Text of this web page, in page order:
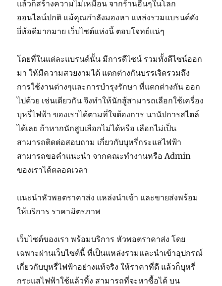
แล้วก็สร้างความไม่เหมือน จากร้านอื่นๆในโลก
ออนไลน์ปกติ แม้คุณกำลังมองหา แหล่งรวมแบรนด์ดัง
ยี่ห้อดีมากมาย เว็บไซต์แห่งนี้ ตอบโจทย์แน่ๆ
โดยที่ในแต่ละแบรนด์นั้น มีการดีไซน์ รวมทั้งดีไซน์ออก
มา ให้มีความสวยงามได้ แตกต่างกันบรรเจิดรวมถึง
การใช้งานต่างๆและการบำรุงรักษา ที่แตกต่างกัน ออก
ไปด้วย เช่นเดียวกัน จึงทำให้นักสู้สามารถเลือกใช้เครื่อง
บุหรี่ไฟฟ้า ของเราได้ตามที่ใจต้องการ นานัปการสไตล์
ได้เลย ถ้าหากนักสูบเลือกไม่ได้หรือ เลือกไม่เป็น
สามารถติดต่อสอบถาม เกี่ยวกับบุหรี่กระแสไฟฟ้า
สามารถขอคำแนะนำ จากคณะทำงานหรือ Admin
ของเราได้ตลอดเวลา
แนะนำหัวพอตราคาส่ง แหล่งนำเข้า และขายส่งพร้อม
ให้บริการ ราคามิตรภาพ
เว็บไซต์ของเรา พร้อมบริการ หัวพอตราคาส่ง โดย
เฉพาะผ่านเว็บไซต์นี้ ที่เป็นแหล่งรวมและนำเข้าอุปกรณ์
เกี่ยวกับบุหรี่ไฟฟ้าอย่างแท้จริง ให้ราคาที่ดี แล้วก็บุหรี่
กระแสไฟฟ้าใช้แล้วทิ้ง สามารถที่จะหาซื้อได้ บน